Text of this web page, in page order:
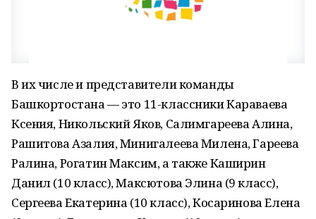
В их числе и представители команды
Башкортостана — это 11-классники Караваева
Ксения, Никольский Яков, Салимгареева Алина,
Рашитова Азалия, Минигалеева Милена, Гареева
Ралина, Рогатин Максим, а также Каширин
Данил (10 класс), Максютова Элина (9 класс),
Сергеева Екатерина (10 класс), Косаринова Елена